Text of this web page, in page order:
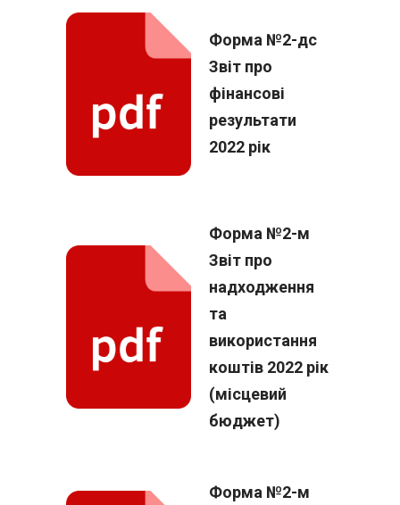
Форма №2-дс
Звіт про
фінансові
результати
2022 рік
Форма №2-м
Звіт про
надходження
та
використання
коштів 2022 рік
(місцевий
бюджет)
Форма №2-м